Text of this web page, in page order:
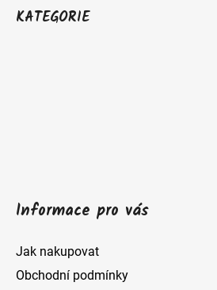
KATEGORIE
Informace pro vás
Jak nakupovat
Obchodní podmínky